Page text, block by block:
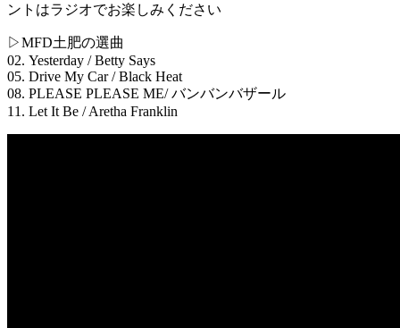
ントはラジオでお楽しみください
▷MFD土肥の選曲
02. Yesterday / Betty Says
05. Drive My Car / Black Heat
08. PLEASE PLEASE ME/ バンバンバザール
11. Let It Be / Aretha Franklin